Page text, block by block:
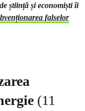
știință și economiști îi
falselor
(11